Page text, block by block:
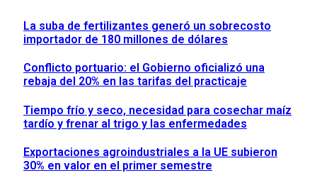
La suba de fertilizantes generó un sobrecosto
importador de 180 millones de dólares
Conflicto portuario: el Gobierno oficializó una
rebaja del 20% en las tarifas del practicaje
Tiempo frío y seco, necesidad para cosechar maíz
tardío y frenar al trigo y las enfermedades
Exportaciones agroindustriales a la UE subieron
30% en valor en el primer semestre